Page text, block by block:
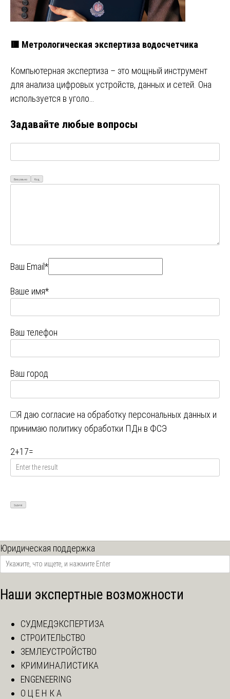
🟥 Метрологическая экспертиза водосчетчика
Компьютерная экспертиза – это мощный инструмент
для анализа цифровых устройств, данных и сетей. Она
используется в уголо…
Задавайте любые вопросы
Визуально Код
Ваш Email*
Ваше имя*
Ваш телефон
Ваш город
Я даю согласие на обработку персональных данных и
принимаю политику обработки ПДн в ФСЭ
2+17=
Юридическая поддержка
Наши экспертные возможности
СУДМЕДЭКСПЕРТИЗА
СТРОИТЕЛЬСТВО
ЗЕМЛЕУСТРОЙСТВО
КРИМИНАЛИСТИКА
ENGENEERING
О Ц Е Н К А